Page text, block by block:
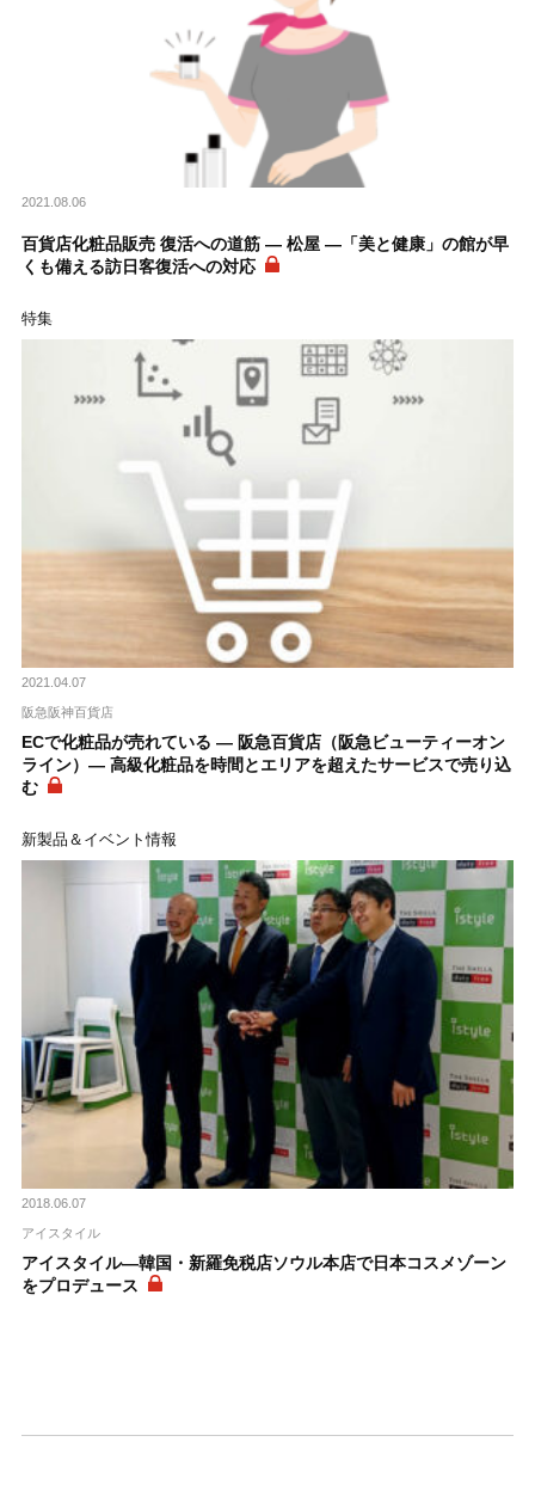
2021.08.06
百貨店化粧品販売 復活への道筋 ― 松屋 ―「美と健康」の館が早
くも備える訪日客復活への対応
特集
2021.04.07
阪急阪神百貨店
ECで化粧品が売れている ― 阪急百貨店（阪急ビューティーオン
ライン）― 高級化粧品を時間とエリアを超えたサービスで売り込
む
新製品＆イベント情報
2018.06.07
アイスタイル
アイスタイル―韓国・新羅免税店ソウル本店で日本コスメゾーン
をプロデュース